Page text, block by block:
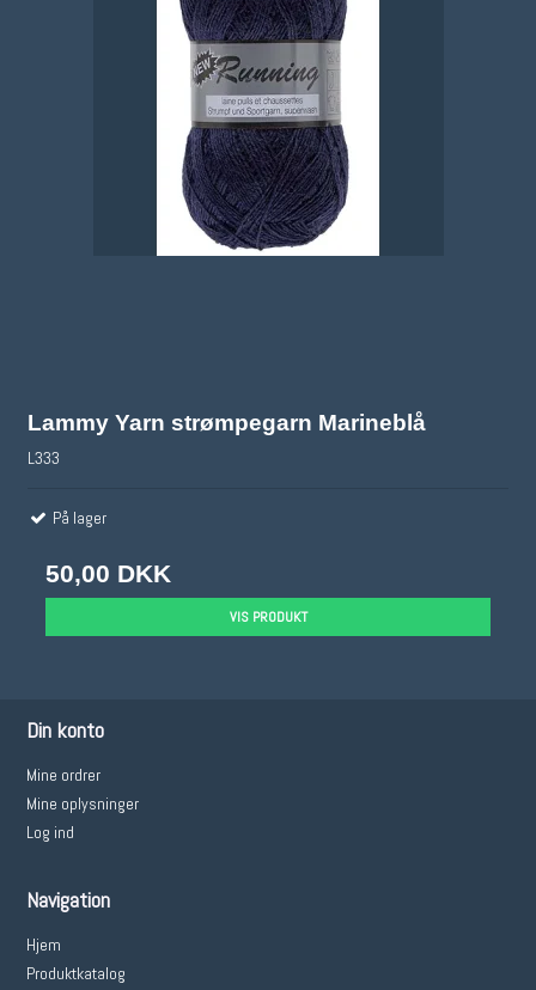
Lammy Yarn strømpegarn Marineblå
L333
På lager
50,00 DKK
VIS PRODUKT
Din konto
Mine ordrer
Mine oplysninger
Log ind
Navigation
Hjem
Produktkatalog